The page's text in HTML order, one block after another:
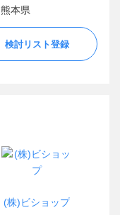
熊本県
検討リスト登録
(株)ビショップ